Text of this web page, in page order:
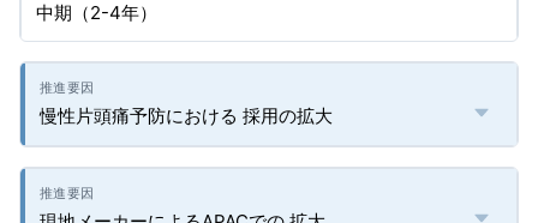
中期（2-4年）
慢性片頭痛予防における 採用の拡大